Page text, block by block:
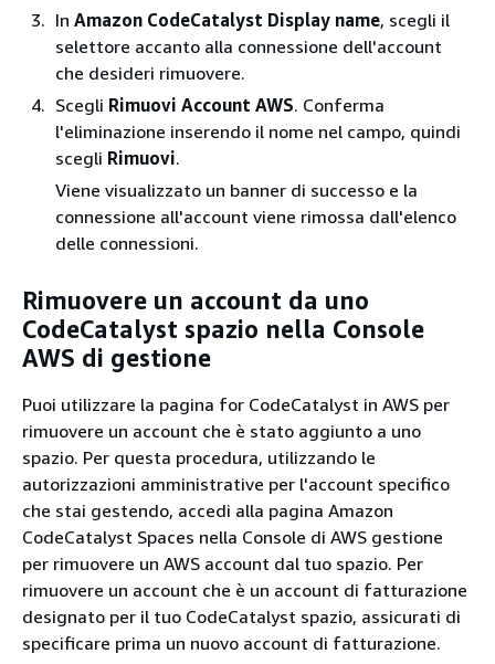
In Amazon CodeCatalyst Display name, scegli il
selettore accanto alla connessione dell'account
che desideri rimuovere.
Scegli Rimuovi Account AWS. Conferma
l'eliminazione inserendo il nome nel campo, quindi
scegli Rimuovi.
Viene visualizzato un banner di successo e la
connessione all'account viene rimossa dall'elenco
delle connessioni.
Rimuovere un account da uno
CodeCatalyst spazio nella Console
AWS di gestione
Puoi utilizzare la pagina for CodeCatalyst in AWS per
rimuovere un account che è stato aggiunto a uno
spazio. Per questa procedura, utilizzando le
autorizzazioni amministrative per l'account specifico
che stai gestendo, accedi alla pagina Amazon
CodeCatalyst Spaces nella Console di AWS gestione
per rimuovere un AWS account dal tuo spazio. Per
rimuovere un account che è un account di fatturazione
designato per il tuo CodeCatalyst spazio, assicurati di
specificare prima un nuovo account di fatturazione.